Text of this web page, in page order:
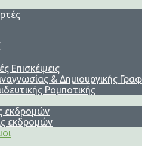
Επισκέψεις
& Δημιουργικής
Ρομποτικής
εκδρομών
εκδρομών